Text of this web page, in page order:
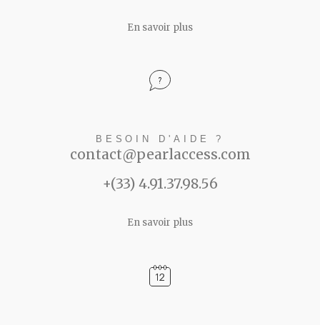
En savoir plus
BESOIN D'AIDE ?
contact@pearlaccess.com
+(33) 4.91.37.98.56
En savoir plus